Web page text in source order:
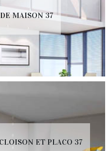
MAISON 37
ET PLACO 37